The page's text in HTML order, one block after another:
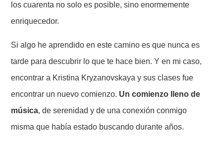
los cuarenta no solo es posible, sino enormemente
enriquecedor.
Si algo he aprendido en este camino es que nunca es
tarde para descubrir lo que te hace bien. Y en mi caso,
encontrar a Kristina Kryzanovskaya y sus clases fue
encontrar un nuevo comienzo. Un comienzo lleno de
música, de serenidad y de una conexión conmigo
misma que había estado buscando durante años.